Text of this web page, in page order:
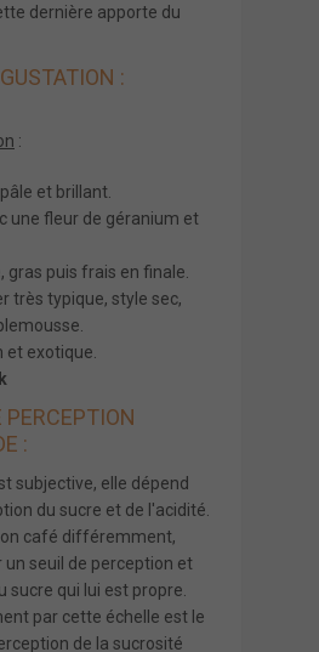
dernière apporte du
:
:
et brillant.
une fleur de géranium et
gras puis frais en finale.
très typique, style sec,
et exotique.
PERCEPTION
:
subjective, elle dépend
du sucre et de l'acidité.
café différemment,
un seuil de perception et
sucre qui lui est propre.
par cette échelle est le
de la sucrosité